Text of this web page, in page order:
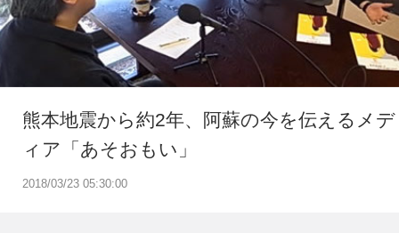
2018/03/23 05:30:00
熊本地震から約2年、阿蘇の今を伝えるメデ
ィア「あそおもい」